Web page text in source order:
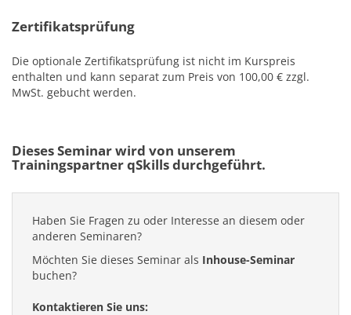
Zertifikatsprüfung
Die optionale Zertifikatsprüfung ist nicht im Kurspreis
enthalten und kann separat zum Preis von 100,00 € zzgl.
MwSt. gebucht werden.
Dieses Seminar wird von unserem
Trainingspartner qSkills durchgeführt.
Haben Sie Fragen zu oder Interesse an diesem oder
anderen Seminaren?
Möchten Sie dieses Seminar als Inhouse-Seminar
buchen?
Kontaktieren Sie uns: